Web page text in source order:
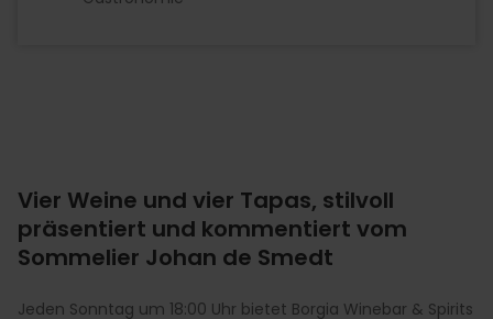
Vier Weine und vier Tapas, stilvoll
präsentiert und kommentiert vom
Sommelier Johan de Smedt
Jeden Sonntag um 18:00 Uhr bietet Borgia Winebar & Spirits